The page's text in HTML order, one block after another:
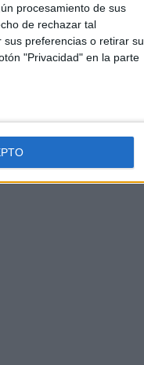
procesamiento de sus
de rechazar tal
preferencias o retirar su
"Privacidad" en la parte